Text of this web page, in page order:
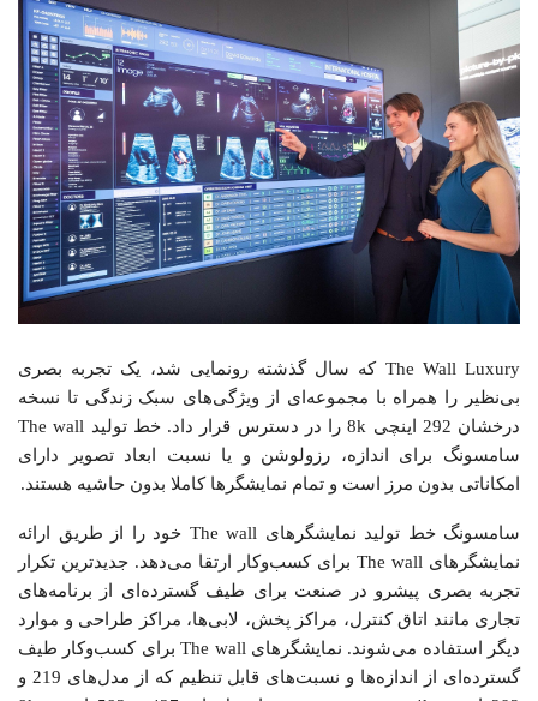
The Wall Luxury که سال گذشته رونمایی شد، یک تجربه بصری
بی‌نظیر را همراه با مجموعه‌ای از ویژگی‌های سبک زندگی تا نسخه
درخشان 292 اینچی 8k را در دسترس قرار داد. خط تولید The wall
سامسونگ برای اندازه، رزولوشن و یا نسبت ابعاد تصویر دارای
امکاناتی بدون مرز است و تمام نمایشگرها کاملا بدون حاشیه هستند.
سامسونگ خط تولید نمایشگرهای The wall خود را از طریق ارائه
نمایشگرهای The wall برای کسب‌و‌کار ارتقا می‌دهد. جدیدترین تکرار
تجربه بصری پیشرو در صنعت برای طیف گسترده‌ای از برنامه‌های
تجاری مانند اتاق کنترل، مراکز پخش، لابی‌ها، مراکز طراحی و موارد
دیگر استفاده می‌شوند. نمایشگرهای The wall برای کسب‌و‌کار طیف
گسترده‌ای از اندازه‌ها و نسبت‌های قابل تنظیم که از مدل‌های 219 و